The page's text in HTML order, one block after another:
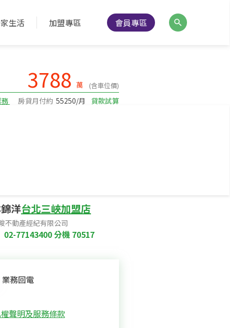
生活 加盟專區 會員專區
3788 萬 (含車位價)
房貸月付約 55250/月 貸款試算
洋台北三峽加盟店
不動產經紀有限公司
02-77143400分機 70517
業務回電
聲明及服務條款